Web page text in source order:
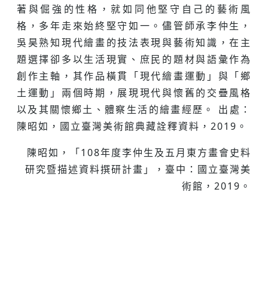
著與倔強的性格，就如同他堅守自己的藝術風
格，多年走來始終堅守如一。儘管師承李仲生，
吳昊熟知現代繪畫的技法表現與藝術知識，在主
題選擇卻多以生活現實、庶民的題材與語彙作為
創作主軸，其作品橫貫「現代繪畫運動」與「鄉
土運動」兩個時期，展現現代與懷舊的交疊風格
以及其關懷鄉土、體察生活的繪畫經歷。 出處：
陳昭如，國立臺灣美術館典藏詮釋資料，2019。
陳昭如，「108年度李仲生及五月東方畫會史料
研究暨描述資料撰研計畫」，臺中：國立臺灣美
術館，2019。